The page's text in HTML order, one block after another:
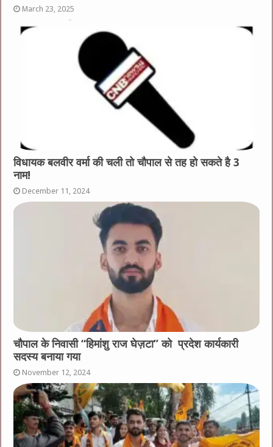
March 23, 2025
विधायक बलवीर वर्मा की चली तो चौपाल से तह हो सकते है 3
नाम!
December 11, 2024
चौपाल के निवासी “हिमांशु राज घेज़टा” को प्रदेश कार्यकारी
सदस्य बनाया गया
November 12, 2024